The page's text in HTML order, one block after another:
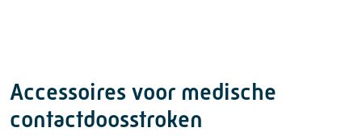
Accessoires voor medische
contactdoosstroken